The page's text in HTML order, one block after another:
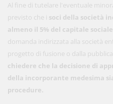
Al fine di tutelare l'eventuale
previsto che i soci della società
almeno il 5% del capitale
domanda indirizzata alla società
progetto di fusione o dalla
chiedere che la decisione di
della incorporante medesima
procedure.